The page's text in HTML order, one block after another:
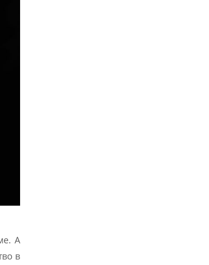
А
в